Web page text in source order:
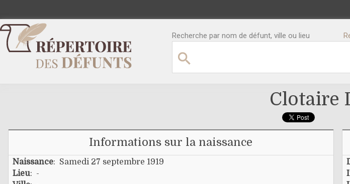
Recherche par nom de défunt, ville ou lieu
Clotaire
Informations sur la naissance
Naissance: Samedi 27 septembre 1919
Lieu: -